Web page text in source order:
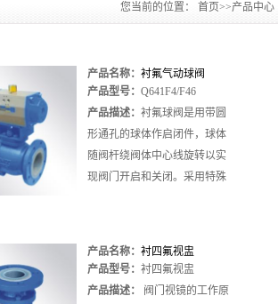
您当前的位置： 首页>>产品中心
产品名称： 衬氟气动球阀
产品型号： Q641F4/F46
产品描述： 衬氟球阀是用带圆
形通孔的球体作启闭件，球体
随阀杆绕阀体中心线旋转以实
现阀门开启和关闭。采用特殊
产品名称： 衬四氟视盅
产品型号： 衬四氟视盅
产品描述：
阀门视镜的工作原